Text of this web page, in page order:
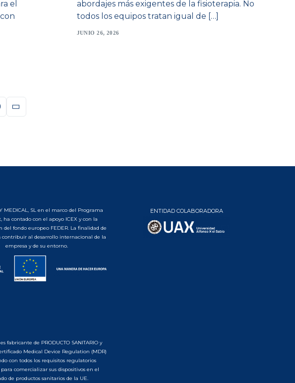
el
abordajes más exigentes de la fisioterapia. No
todos los equipos tratan igual de […]
JUNIO 26, 2026
MEDICAL, SL en el marco del Programa
ha contado con el apoyo ICEX y con la
del fondo europeo FEDER. La finalidad de
contribuir al desarrollo internacional de la
empresa y de su entorno.
fabricante de PRODUCTO SANITARIO y
Medical Device Regulation (MDR)
con todos los requisitos regulatorios
para comercializar sus dispositivos en el
de productos sanitarios de la UE.
ENTIDAD COLABORADORA